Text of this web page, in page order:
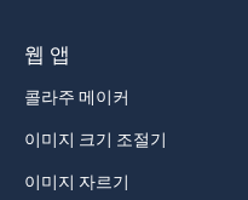
웹 앱
콜라주 메이커
이미지 크기 조절기
이미지 자르기